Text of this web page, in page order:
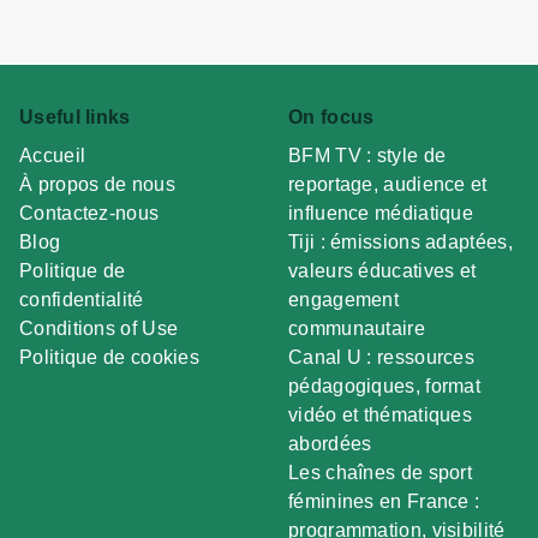
Useful links
Accueil
À propos de nous
Contactez-nous
Blog
Politique de
confidentialité
Conditions of Use
Politique de cookies
On focus
BFM TV : style de
reportage, audience et
influence médiatique
Tiji : émissions adaptées,
valeurs éducatives et
engagement
communautaire
Canal U : ressources
pédagogiques, format
vidéo et thématiques
abordées
Les chaînes de sport
féminines en France :
programmation, visibilité